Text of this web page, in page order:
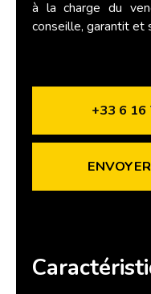
à la charge du
conseille, garantit et
+33 6 16